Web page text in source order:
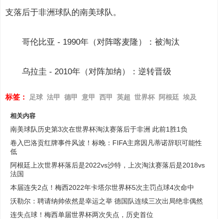
支落后于非洲球队的南美球队。
哥伦比亚 - 1990年（对阵喀麦隆）：被淘汰
乌拉圭 - 2010年（对阵加纳）：逆转晋级
标签： 足球 法甲 德甲 意甲 西甲 英超 世界杯 阿根廷 埃及
相关内容
南美球队历史第3次在世界杯淘汰赛落后于非洲 此前1胜1负
卷入巴洛贡红牌事件风波！标晚：FIFA主席因凡蒂诺辞职可能性
低
阿根廷上次世界杯落后是2022vs沙特，上次淘汰赛落后是2018vs
法国
本届连失2点！梅西2022年卡塔尔世界杯5次主罚点球4次命中
沃勒尔：聘请纳帅依然是幸运之举 德国队连续三次出局绝非偶然
连失点球！梅西单届世界杯两次失点，历史首位